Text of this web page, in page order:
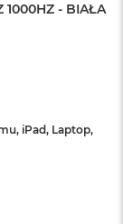
1000HZ - BIAŁA
iPad, Laptop,